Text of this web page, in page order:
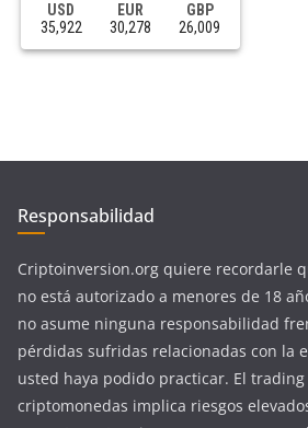
USD
35,922
EUR
30,278
GBP
26,009
Responsabilidad
Criptoinversion.org quiere recordarle
no está autorizado a menores de 18
no asume ninguna responsabilidad
pérdidas sufridas relacionadas con la
usted haya podido practicar. El
criptomonedas implica riesgos